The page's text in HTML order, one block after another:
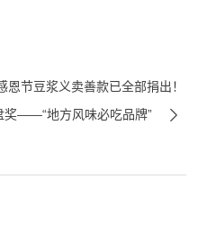
节豆浆义卖善款已全部捐出！

奖——“地方风味必吃品牌”